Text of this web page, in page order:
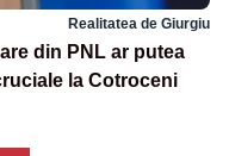
Realitatea de Giurgiu
din PNL ar putea
la Cotroceni